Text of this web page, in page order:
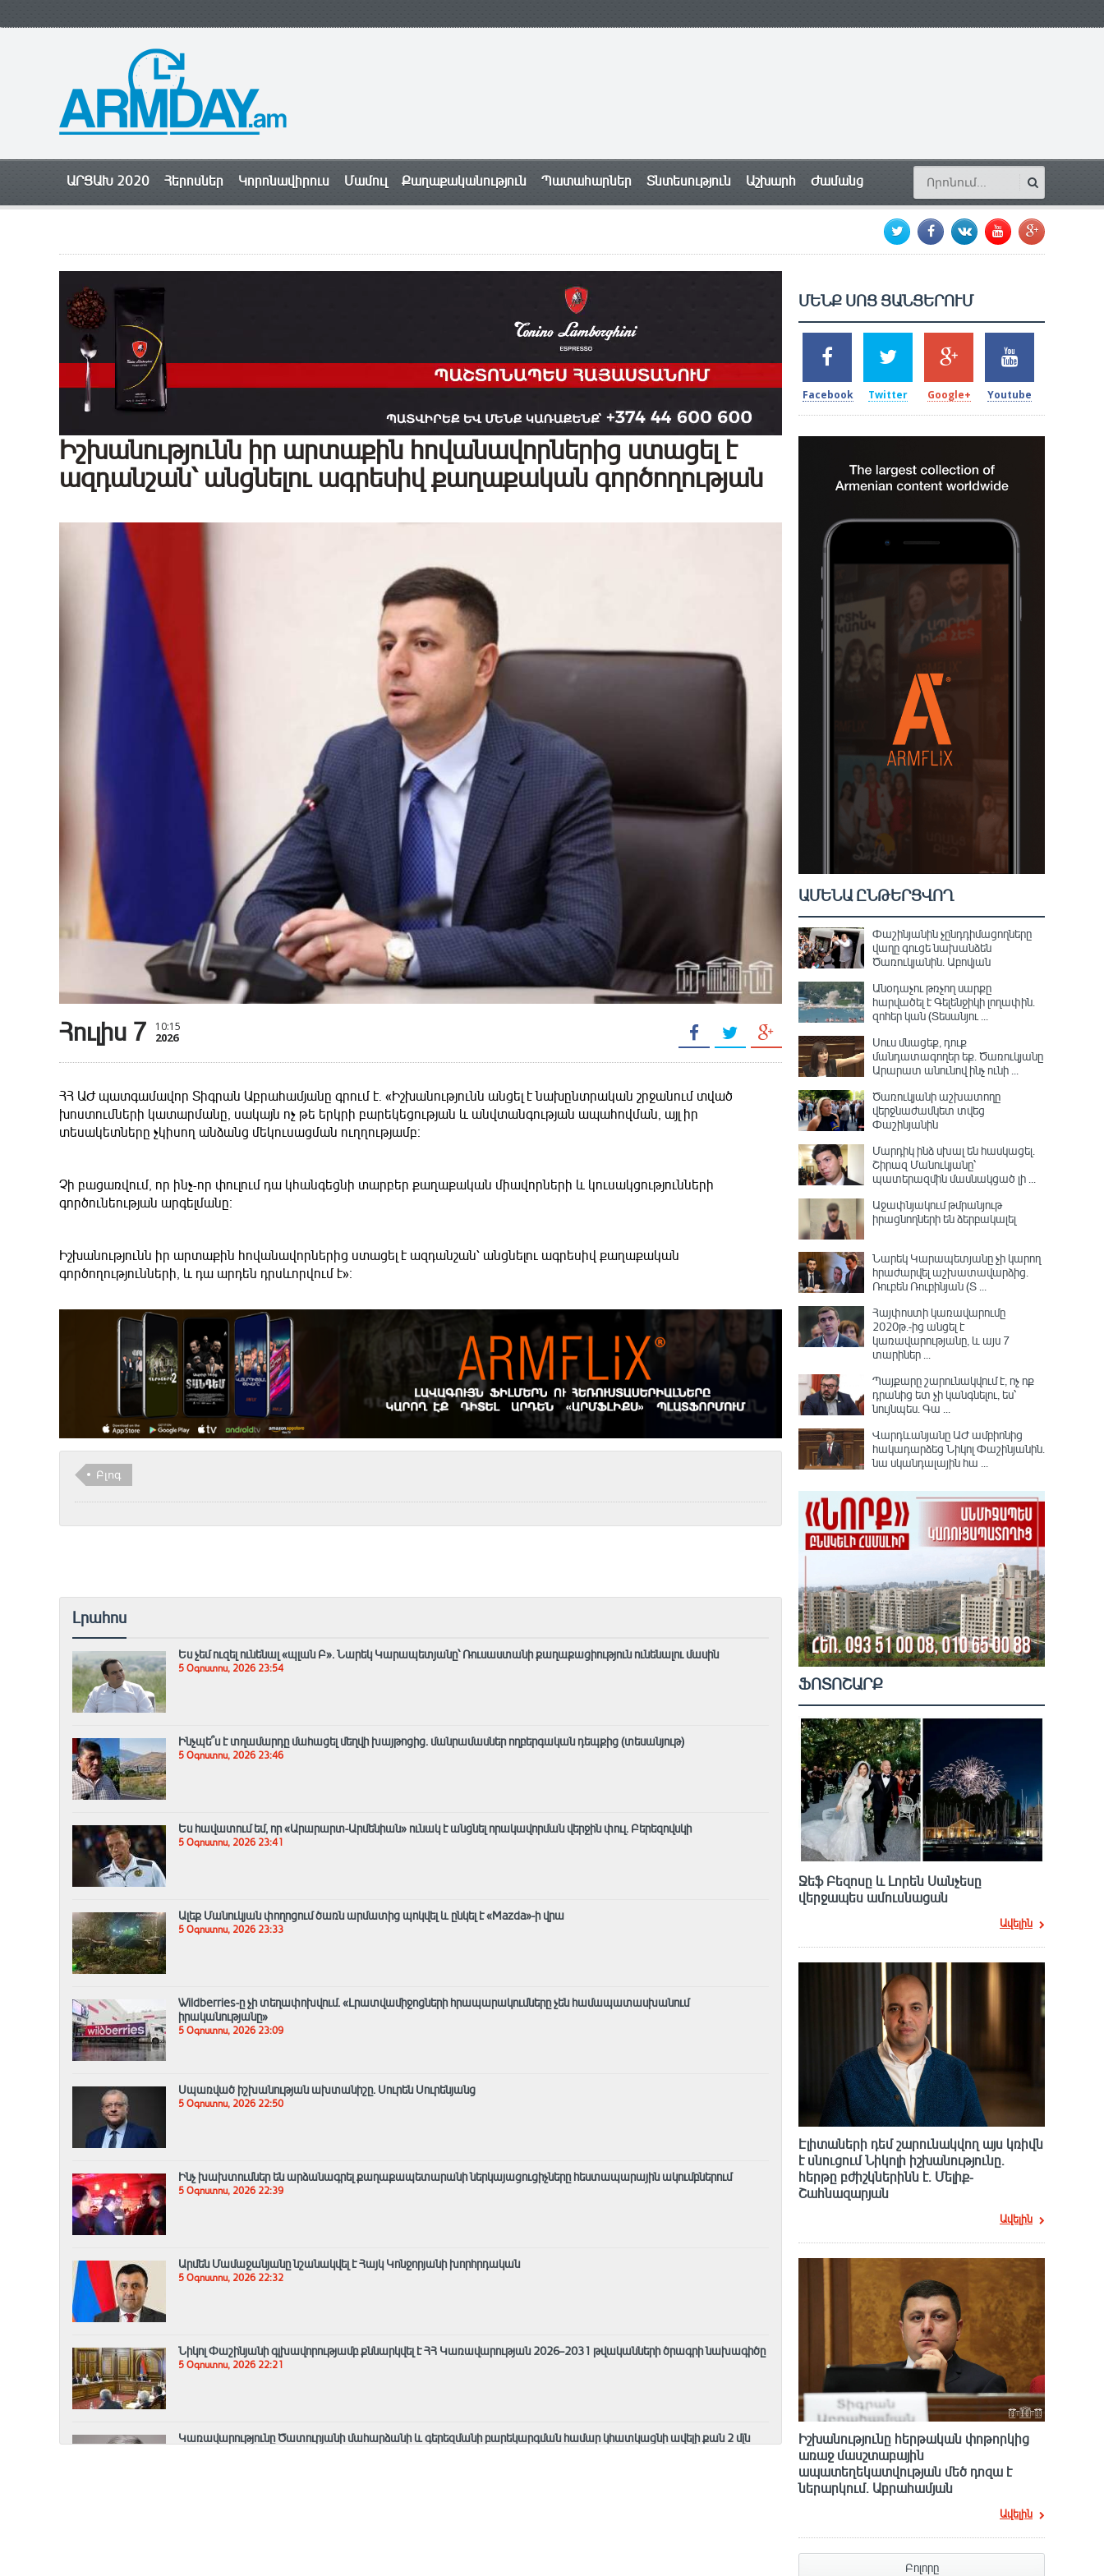
ԱՐՑԱԽ 2020 Հերոսներ Կորոնավիրուս Մամուլ Քաղաքականություն Պատահարներ Տնտեսություն Աշխարհ Ժամանց
Իշխանությունն իր արտաքին հովանավորներից ստացել է
ազդանշան՝ անցնելու ագրեսիվ քաղաքական գործողության
Հուլիս 7 10:15
2026
ՀՀ ԱԺ պատգամավոր Տիգրան Աբրահամյանը գրում է․ «Իշխանությունն անցել է նախընտրական շրջանում տված
խոստումների կատարմանը, սակայն ոչ թե երկրի բարեկեցության և անվտանգության ապահովման, այլ իր
տեսակետները չկիսող անձանց մեկուսացման ուղղությամբ։
Չի բացառվում, որ ինչ-որ փուլում դա կհանգեցնի տարբեր քաղաքական միավորների և կուսակցությունների
գործունեության արգելմանը։
Իշխանությունն իր արտաքին հովանավորներից ստացել է ազդանշան՝ անցնելու ագրեսիվ քաղաքական
գործողությունների, և դա արդեն դրսևորվում է»։
Բլոգ
Լրահոս
Ես չեմ ուզել ունենալ «պլան Բ»․ Նարեկ Կարապետյանը՝ Ռուսաստանի քաղաքացիություն ունենալու մասին
5 Օգոստոս, 2026 23:54
Ինչպե՞ս է տղամարդը մահացել մեղվի խայթոցից. մանրամասներ ողբերգական դեպքից (տեսանյութ)
5 Օգոստոս, 2026 23:46
Ես հավատում եմ, որ «Արարարտ-Արմենիան» ունակ է անցնել որակավորման վերջին փուլ. Բերեզովսկի
5 Օգոստոս, 2026 23:41
Ալեք Մանուկյան փողոցում ծառն արմատից պոկվել և ընկել է «Mazda»-ի վրա
5 Օգոստոս, 2026 23:33
Wildberries-ը չի տեղափոխվում․ «Լրատվամիջոցների հրապարակումները չեն համապատասխանում
իրականությանը»
5 Օգոստոս, 2026 23:09
Սպառված իշխանության ախտանիշը. Սուրեն Սուրենյանց
5 Օգոստոս, 2026 22:50
Ինչ խախտումներ են արձանագրել քաղաքապետարանի ներկայացուցիչները հեստապարային ակումբներում
5 Օգոստոս, 2026 22:39
Արմեն Մամաջանյանը նշանակվել է Հայկ Կոնջորյանի խորհրդական
5 Օգոստոս, 2026 22:32
Նիկոլ Փաշինյանի գլխավորությամբ քննարկվել է ՀՀ Կառավարության 2026–2031 թվականների ծրագրի նախագիծը
5 Օգոստոս, 2026 22:21
Կառավարությունը Ծատուրյանի մահարձանի և գերեզմանի բարեկարգման համար կհատկացնի ավելի քան 2 մլն
ՄԵՆՔ ՍՈՑ ՑԱՆՑԵՐՈՒՄ
2k
SHARES
Facebook
1.5k
TWEETS
Twitter
203
SHARES
Google+
620
SHARES
Youtube
ԱՄԵՆԱ ԸՆԹԵՐՑՎՈՂ
Փաշինյանին չընդդիմացողները
վաղը գուցե նախանձեն
Ծառուկյանին. Աբովյան
Անօդաչու թռչող սարքը
հարվածել է Գելենջիկի լողափին.
զոհեր կան (Տեսանյու ...
Սուս մնացեք, դուք
մանդատագողեր եք․ Ծառուկյանը
Արարատ անունով ինչ ունի ...
Ծառուկյանի աշխատողը
վերջնաժամկետ տվեց
Փաշինյանին
Մարդիկ ինձ սխալ են հասկացել.
Շիրազ Մանուկյանը՝
պատերազմին մասնակցած լի ...
Աջափնյակում թմրանյութ
իրացնողների են ձերբակալել
Նարեկ Կարապետյանը չի կարող
հրաժարվել աշխատավարձից.
Ռուբեն Ռուբինյան (Տ ...
Հայփոստի կառավարումը
2020թ.-ից անցել է
կառավարությանը, և այս 7
տարիներ ...
Պայքարը շարունակվում է, ոչ ոք
դրանից ետ չի կանգնելու, ես՝
նույնպես․ Գա ...
Վարդևանյանը ԱԺ ամբիոնից
հակադարձեց Նիկոլ Փաշինյանին․
նա սկանդալային հա ...
ՖՈՏՈՇԱՐՔ
Ջեֆ Բեզոսը և Լորեն Սանչեսը
վերջապես ամուսնացան
Ավելին
Էլիտաների դեմ շարունակվող այս կռիվն
է սնուցում Նիկոլի իշխանությունը.
հերթը բժիշկներինն է. Մելիք-
Շահնազարյան
Ավելին
Իշխանությունը հերթական փոթորկից
առաջ մասշտաբային
ապատեղեկատվության մեծ դnզա է
ներարկում․ Աբրահամյան
Ավելին
Բոլորը